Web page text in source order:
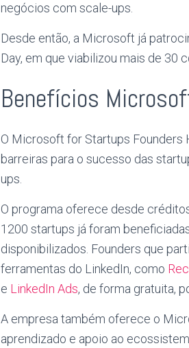
negócios com scale-ups.
Desde então, a Microsoft já
Day, em que viabilizou mais de 30
Benefícios
O Microsoft for Startups Founders
barreiras para o sucesso das
ups.
O programa oferece desde
1200 startups já foram
disponibilizados. Founders que
ferramentas do LinkedIn, como
e LinkedIn Ads, de forma gratuita,
A empresa também oferece o
aprendizado e apoio ao